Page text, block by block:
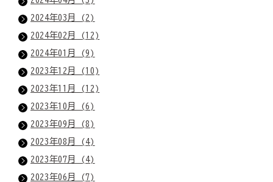
2024年03月 (2)
2024年02月 (12)
2024年01月 (9)
2023年12月 (10)
2023年11月 (12)
2023年10月 (6)
2023年09月 (8)
2023年08月 (4)
2023年07月 (4)
2023年06月 (7)